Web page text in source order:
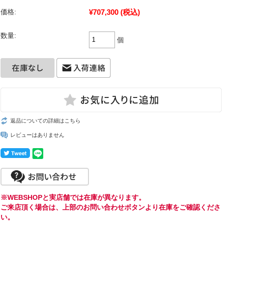
価格: ¥707,300 (税込)
数量:
個
返品についての詳細はこちら
レビューはありません
※WEBSHOPと実店舗では在庫が異なります。
ご来店頂く場合は、上部のお問い合わせボタンより在庫をご確認くださ
い。